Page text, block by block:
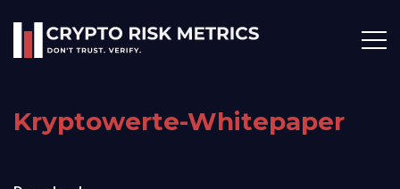
Kryptowerte-Whitepaper